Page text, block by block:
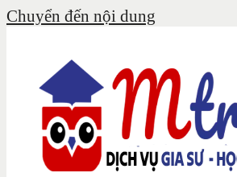
Chuyển đến nội dung